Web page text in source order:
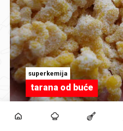
superkemija
tarana od buće